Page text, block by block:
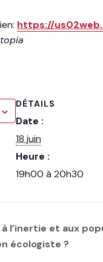
https://
DÉTAILS
Date :
18 juin
Heure :
19h00 à 20h30
à l’inertie et aux
écologiste ?